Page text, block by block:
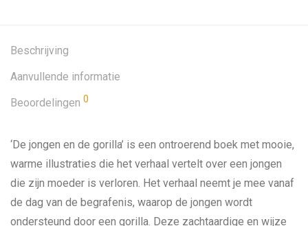
Beschrijving
Aanvullende informatie
Beoordelingen 0
‘De jongen en de gorilla’ is een ontroerend boek met mooie,
warme illustraties die het verhaal vertelt over een jongen
die zijn moeder is verloren. Het verhaal neemt je mee vanaf
de dag van de begrafenis, waarop de jongen wordt
ondersteund door een gorilla. Deze zachtaardige en wijze